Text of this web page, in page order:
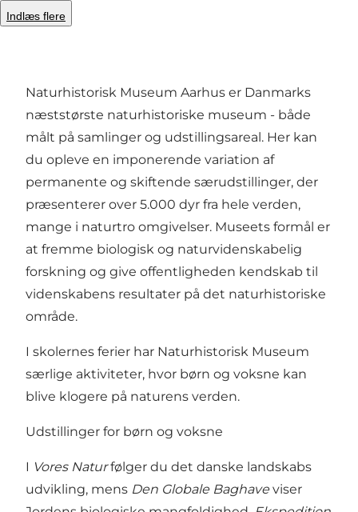
Indlæs flere
Naturhistorisk Museum Aarhus er Danmarks
næststørste naturhistoriske museum - både
målt på samlinger og udstillingsareal. Her kan
du opleve en imponerende variation af
permanente og skiftende særudstillinger, der
præsenterer over 5.000 dyr fra hele verden,
mange i naturtro omgivelser. Museets formål er
at fremme biologisk og naturvidenskabelig
forskning og give offentligheden kendskab til
videnskabens resultater på det naturhistoriske
område.
I skolernes ferier har Naturhistorisk Museum
særlige aktiviteter, hvor børn og voksne kan
blive klogere på naturens verden.
Udstillinger for børn og voksne
I Vores Naturfølger du det danske landskabs
udvikling, mens Den Globale Baghave viser